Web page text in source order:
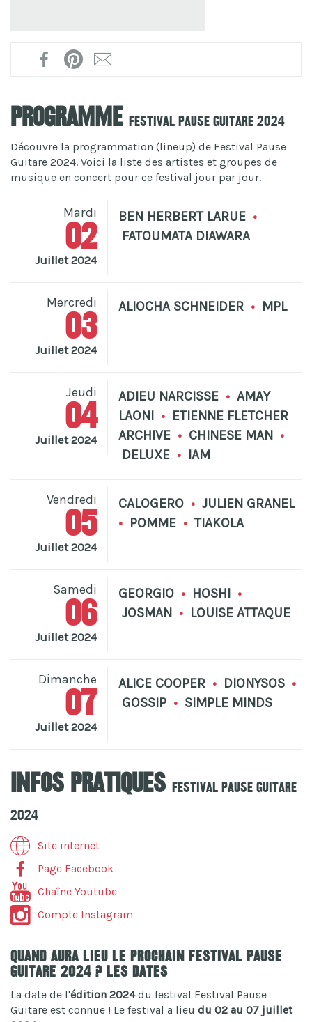
Programme Festival Pause Guitare 2024
Découvre la programmation (lineup) de Festival Pause
Guitare 2024. Voici la liste des artistes et groupes de
musique en concert pour ce festival jour par jour.
Mardi
02
Juillet 2024
BEN HERBERT LARUE •
FATOUMATA DIAWARA
Mercredi
03
Juillet 2024
ALIOCHA SCHNEIDER • MPL
Jeudi
04
Juillet 2024
ADIEU NARCISSE • AMAY
LAONI • ETIENNE FLETCHER
ARCHIVE • CHINESE MAN •
DELUXE • IAM
Vendredi
05
Juillet 2024
CALOGERO • JULIEN GRANEL
• POMME • TIAKOLA
Samedi
06
Juillet 2024
GEORGIO • HOSHI •
JOSMAN • LOUISE ATTAQUE
Dimanche
07
Juillet 2024
ALICE COOPER • DIONYSOS •
GOSSIP • SIMPLE MINDS
Infos pratiques Festival Pause Guitare
2024
Site internet
Page Facebook
Chaîne Youtube
Compte Instagram
Quand aura lieu le prochain Festival Pause
Guitare 2024 ? Les dates
La date de l'édition 2024du festival Festival Pause
Guitare est connue ! Le festival a lieu du 02 au 07 juillet